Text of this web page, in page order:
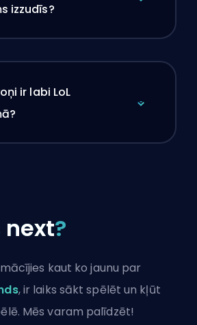
izzudīs?
ir labi LoL
next?
kaut ko jaunu par
, ir laiks sākt spēlēt un kļūt
Mēs varam palīdzēt!